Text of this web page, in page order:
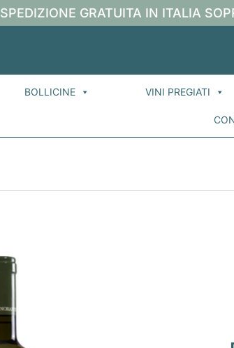
SPEDIZIONE GRATUITA IN ITALIA
BOLLICINE VINI PREGIATI